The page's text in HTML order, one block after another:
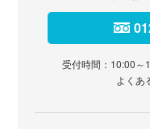
受付時間：10:00～
よくあ